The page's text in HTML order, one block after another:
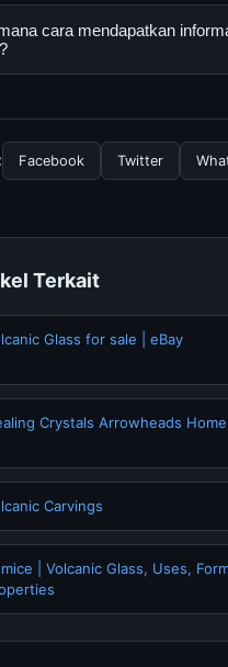
situs resmi dan
Gravitasi Matahari
biaya tersembunyi atau
cara mendapatkan
dan terpercaya.
Facebook Twitter
Terkait
Glass for sale | eBay
Crystals Arrowheads
Carvings
| Volcanic Glass, Uses,